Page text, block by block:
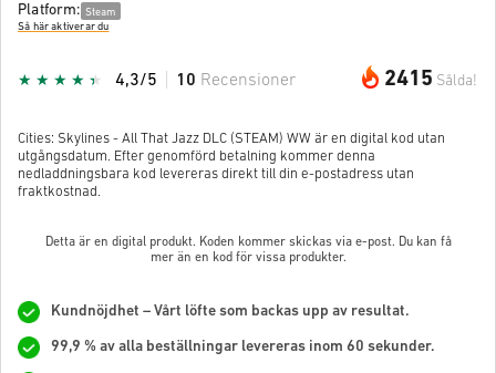
Platform: Steam
Så här aktiverar du
2415 Sålda!
4,3/5 10 Recensioner
Cities: Skylines - All That Jazz DLC (STEAM) WW är en digital kod utan
utgångsdatum. Efter genomförd betalning kommer denna
nedladdningsbara kod levereras direkt till din e-postadress utan
fraktkostnad.
Detta är en digital produkt. Koden kommer skickas via e-post. Du kan få
mer än en kod för vissa produkter.
Kundnöjdhet – Vårt löfte som backas upp av resultat.
99,9 % av alla beställningar levereras inom 60 sekunder.